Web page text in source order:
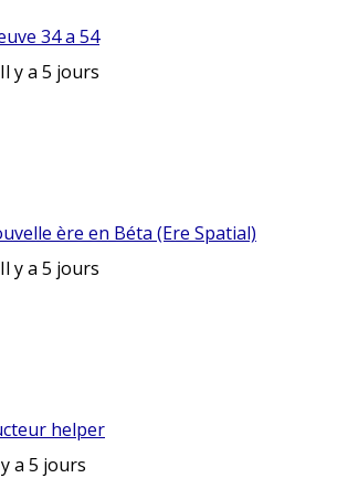
34 a 54
Il y a 5 jours
ère en Béta (Ere Spatial)
Il y a 5 jours
helper
a 5 jours